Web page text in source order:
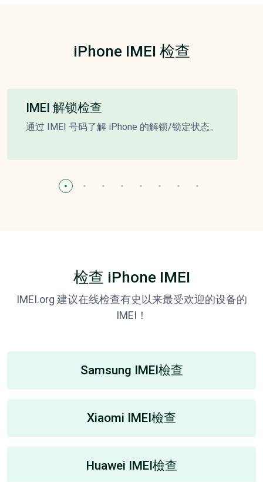
iPhone IMEI 检查
IMEI 解锁检查
通过 IMEI 号码了解 iPhone 的解锁/锁定状态。
检查 iPhone IMEI
IMEI.org 建议在线检查有史以来最受欢迎的设备的
IMEI！
Samsung IMEI檢查
Xiaomi IMEI檢查
Huawei IMEI檢查